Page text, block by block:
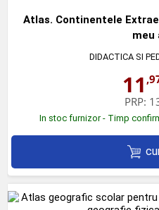
Atlas. Continentele
meu
DIDACTICA SI
11
PRP:
In stoc furnizor - Timp